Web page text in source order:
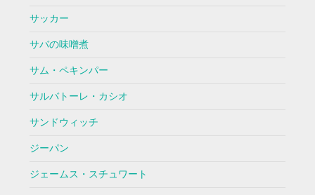
サッカー
サバの味噌煮
サム・ペキンパー
サルバトーレ・カシオ
サンドウィッチ
ジーパン
ジェームス・スチュワート